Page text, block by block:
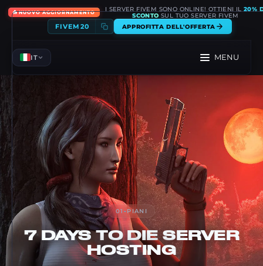
🔥NUOVO AGGIORNAMENTO I SERVER FIVEM SONO ONLINE! OTTIENI IL20%
SCONTO SUL TUO SERVER FIVEM
FIVEM20 APPROFITTA DELL'OFFERTA
IT MENU
01 -PIANI
7 DAYS TO DIE SERVER
HOSTING